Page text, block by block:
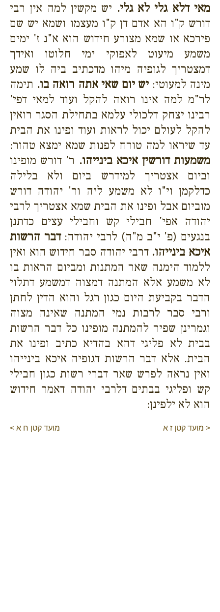
מאי דלא גלי לא גלי. יש מקשין למה אין רבי
דורש ק"ו הא אדם דן ק"ו מעצמו ושמא יש שם
פירכא או שמא מצורע חידוש הוא א"נ ז' ימים
משמע מיעוט לאפוקי ימי חלוטו ואידך
דמצטריך לגופיה מיהו מדכתיב ביה לו שמע
מינה למעוטי: יש יום שאי אתה רואה בו. תימה
לר"מ למה אינו רואה להקל ועוד למאי דפי'
רבינו יצחק דלכולי עלמא בתחילת הסגר רואין
להקל לעולם יכול לראות ועוד ופינו את הבית
עד שיראו למה טורח לפנות שמא ימצא טהור:
משמעות דורשין איכא בינייהו. ר' דורש מופינו
וביום אצטריך למידרש ביום ולא בלילה
כדלקמן וי"ו לא משמע ליה ור' יהודה דורש
מוביום אבל ופינו את הבית שמא אצטריך לרבי
יהודה אפי' חבילי קש וחבילי עצים כדתנן
בנגעים (פ' י"ב מ"ה) לרבי יהודה:דבר הרשות
איכא בינייהו. דרבי יהודה סבר חידוש הוא ואין
ללמוד הימנה שאר המתנות ומביום הראות בו
לא משמע אלא המתנה דמצוה דמשמע דתלוי
הדבר בקביעת היום כגון רגל והוא הדין לחתן
ורבי סבר לרבות נמי המתנה שאינה מצוה
וגמרינן שפיר להמתנה מופינו כל דבר הרשות
בבית לא פליגי דהא בהדיא כתיב ופינו את
הבית. אלא דבר הרשות דגופיה איכא בינייהו
ואין נראה לפרש שאר דברי רשות כגון חבילי
קש ופליגי בבתים דלרבי יהודה דאמר חידוש
הוא לא ילפינן:
< מועד קטן ז א מועד קטן ח א >